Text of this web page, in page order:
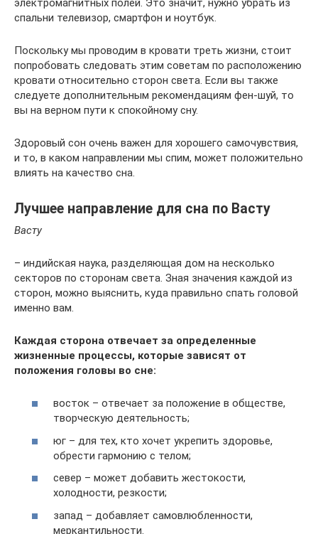
спальни телевизор, смартфон и ноутбук.
Поскольку мы проводим в кровати треть жизни, стоит
попробовать следовать этим советам по расположению
кровати относительно сторон света. Если вы также
следуете дополнительным рекомендациям фен-шуй, то
вы на верном пути к спокойному сну.
Здоровый сон очень важен для хорошего самочувствия,
и то, в каком направлении мы спим, может положительно
влиять на качество сна.
Лучшее направление для сна по Васту
Васту
– индийская наука, разделяющая дом на несколько
секторов по сторонам света. Зная значения каждой из
сторон, можно выяснить, куда правильно спать головой
именно вам.
Каждая сторона отвечает за определенные
жизненные процессы, которые зависят от
положения головы во сне:
восток – отвечает за положение в обществе,
творческую деятельность;
юг – для тех, кто хочет укрепить здоровье,
обрести гармонию с телом;
север – может добавить жестокости,
холодности, резкости;
запад – добавляет самовлюбленности,
меркантильности.